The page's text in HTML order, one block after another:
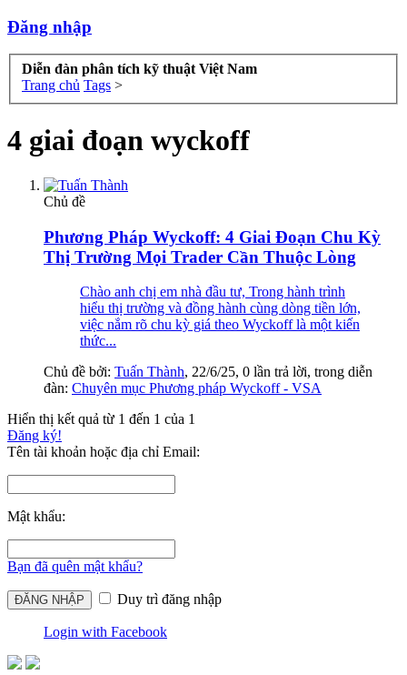
Đăng nhập
Diễn đàn phân tích kỹ thuật Việt Nam
Trang chủ Tags >
4 giai đoạn wyckoff
Chủ đề
Phương Pháp Wyckoff: 4 Giai Đoạn Chu Kỳ
Thị Trường Mọi Trader Cần Thuộc Lòng
Chào anh chị em nhà đầu tư, Trong hành trình
hiểu thị trường và đồng hành cùng dòng tiền lớn,
việc nắm rõ chu kỳ giá theo Wyckoff là một kiến
thức...
Chủ đề bởi: Tuấn Thành, 22/6/25, 0 lần trả lời, trong diễn
đàn: Chuyên mục Phương pháp Wyckoff - VSA
Hiển thị kết quả từ 1 đến 1 của 1
Đăng ký!
Tên tài khoản hoặc địa chỉ Email:
Mật khẩu:
Bạn đã quên mật khẩu?
Duy trì đăng nhập
Login with Facebook